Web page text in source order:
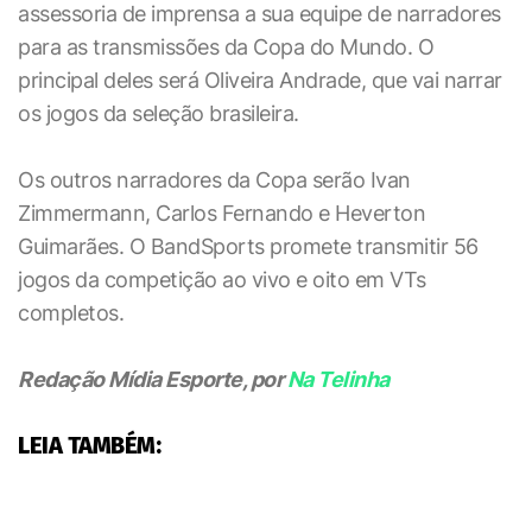
assessoria de imprensa a sua equipe de narradores
para as transmissões da Copa do Mundo. O
principal deles será Oliveira Andrade, que vai narrar
os jogos da seleção brasileira.
Os outros narradores da Copa serão Ivan
Zimmermann, Carlos Fernando e Heverton
Guimarães. O BandSports promete transmitir 56
jogos da competição ao vivo e oito em VTs
completos.
Redação Mídia Esporte, porNa Telinha
LEIA TAMBÉM: